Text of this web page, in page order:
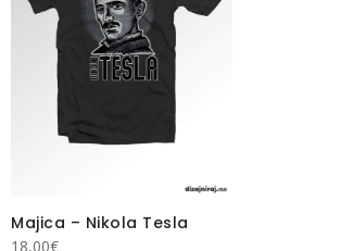
Majica – Nikola Tesla
18,00€